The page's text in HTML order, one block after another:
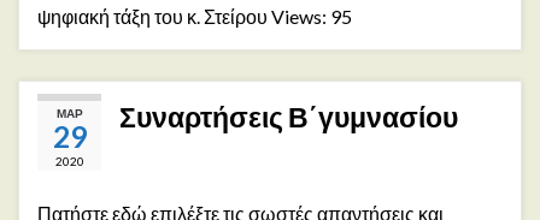
ψηφιακή τάξη του κ. Στείρου Views: 95
ΜΑΡ
29
2020
Συναρτήσεις Β΄γυμνασίου
Πατήστε εδώ επιλέξτε τις σωστές απαντήσεις και